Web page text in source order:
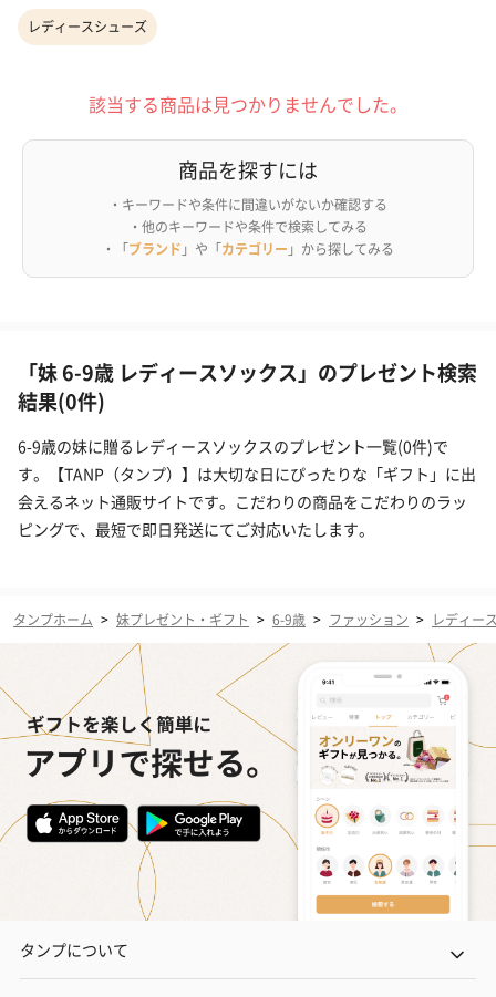
レディースシューズ
該当する商品は見つかりませんでした。
商品を探すには
・キーワードや条件に間違いがないか確認する
・他のキーワードや条件で検索してみる
・「ブランド 」や「カテゴリー 」から探してみる
「妹 6-9歳 レディースソックス」のプレゼント検索
結果(0件)
6-9歳の妹に贈るレディースソックスのプレゼント一覧(0件)で
す。【TANP（タンプ）】は大切な日にぴったりな「ギフト」に出
会えるネット通販サイトです。こだわりの商品をこだわりのラッ
ピングで、最短で即日発送にてご対応いたします。
タンプホーム > 妹プレゼント・ギフト > 6-9歳 > ファッション > レディー
タンプについて